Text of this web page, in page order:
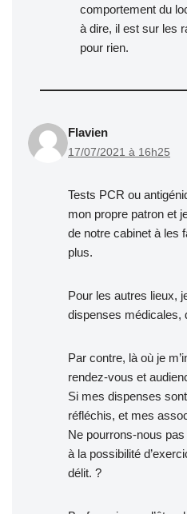
comportement du
à dire, il est sur les
pour rien.
Flavien
17/07/2021 à 16h25
Tests PCR ou
mon propre patron et
de notre cabinet à les
plus.
Pour les autres lieux,
dispenses médicales,
Par contre, là où je
rendez-vous et
Si mes dispenses
réfléchis, et mes
Ne pourrons-nous
à la possibilité
délit. ?